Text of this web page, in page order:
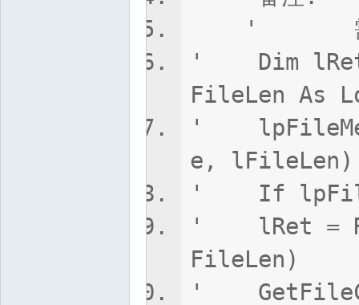
' 需要与内
' Dim lRet
FileLen As
'
e, lFileLen) '
' If
' lRet =
FileLen)
'